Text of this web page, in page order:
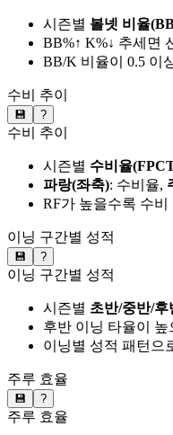
시즌별 볼넷 비율
BB%↑ K%↓ 추세면
BB/K 비율이 0.5 이
수비 추이
💾 ?
수비 추이
시즌별 수비율
파랑(좌축): 수비율,
RF가 높을수록 수
이닝 구간별 성적
💾 ?
이닝 구간별 성적
시즌별 초반/중반/후
후반 이닝 타율이
이닝별 성적 패턴으
주루 효율
💾 ?
주루 효율